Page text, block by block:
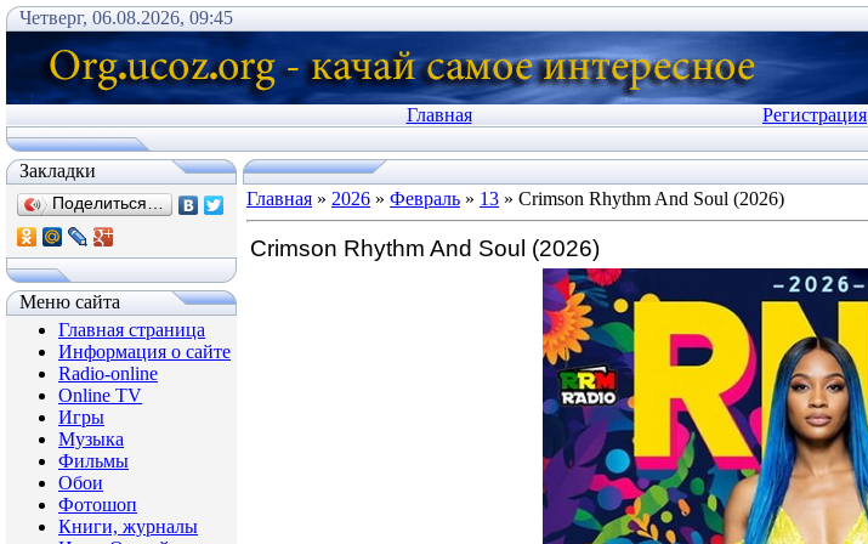
Четверг, 06.08.2026, 09:45
Главная Регистрация
Закладки
Поделиться…
Меню сайта
Главная страница
Информация о сайте
Radio-online
Online TV
Игры
Музыка
Фильмы
Обои
Фотошоп
Книги, журналы
Главная » 2026 » Февраль » 13 » Crimson Rhythm And Soul (2026)
Crimson Rhythm And Soul (2026)